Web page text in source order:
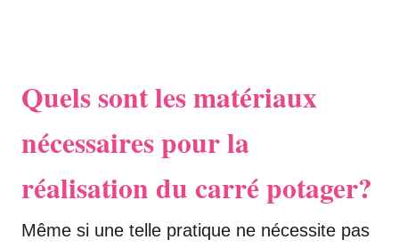
Quels sont les matériaux
nécessaires pour la
réalisation du carré potager?
Même si une telle pratique ne nécessite pas